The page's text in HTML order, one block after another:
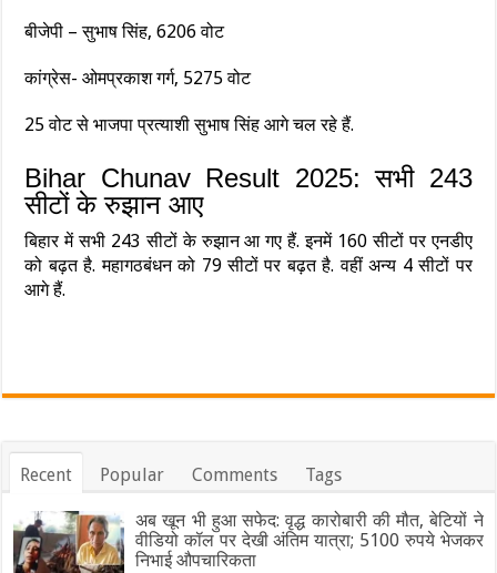
बीजेपी – सुभाष सिंह, 6206 वोट
कांग्रेस- ओमप्रकाश गर्ग, 5275 वोट
25 वोट से भाजपा प्रत्याशी सुभाष सिंह आगे चल रहे हैं.
Bihar Chunav Result 2025: सभी 243
सीटों के रुझान आए
बिहार में सभी 243 सीटों के रुझान आ गए हैं. इनमें 160 सीटों पर एनडीए
को बढ़त है. महागठबंधन को 79 सीटों पर बढ़त है. वहीं अन्य 4 सीटों पर
आगे हैं.
Recent Popular Comments Tags
अब खून भी हुआ सफेद: वृद्ध कारोबारी की मौत, बेटियों ने
वीडियो कॉल पर देखी अंतिम यात्रा; 5100 रुपये भेजकर
निभाई औपचारिकता